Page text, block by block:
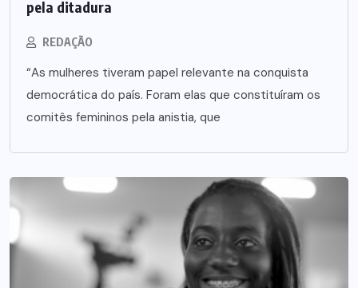
pela ditadura
REDAÇÃO
“As mulheres tiveram papel relevante na conquista
democrática do país. Foram elas que constituíram os
comitês femininos pela anistia, que